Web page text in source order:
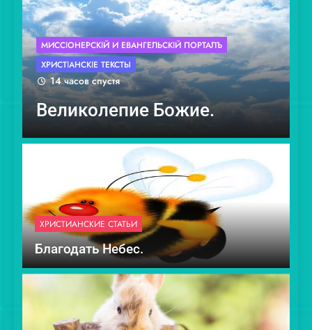
МИССІОНЕ́РСКІЙ И ЕВАНГЕ́ЛЬСКІЙ ПОРТА́ЛЪ
ХРИСТІА́НСКІЕ ТЕ́КСТЫ
14 часов спустя
Великолепие Божие.
ХРИСТИАНСКИЕ СТАТЬИ
Благодать Небес.